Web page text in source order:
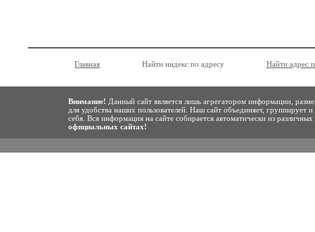
Главная Найти индекс по адресу Найти адрес
Внимание! Данный сайт является лишь агрегатором информации,
для удобства наших пользователей. Наш сайт объединяет,
себя. Вся информация на сайте собирается автоматически из
официальных сайтах!